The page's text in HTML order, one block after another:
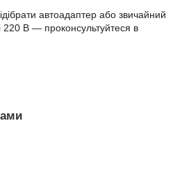
автоадаптер або звичайний
220 В — проконсультуйтеся в